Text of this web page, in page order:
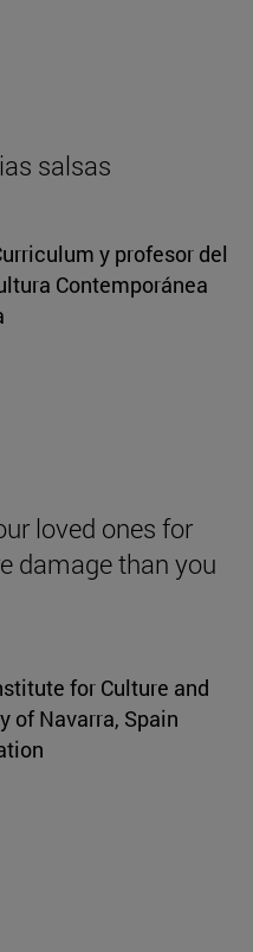
salsas
y profesor del
Contemporánea
loved ones for
damage than you
for Culture and
of Navarra, Spain